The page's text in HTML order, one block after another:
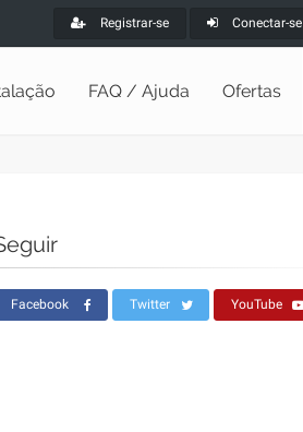
Registrar-se Conectar-se
FAQ / Ajuda Ofertas
Facebook Twitter YouTube